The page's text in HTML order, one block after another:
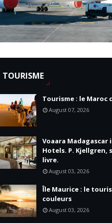
TOURISME
Tourisme : le
August 07, 2026
Voaara Madagascar
Hotels. P.
livre.
August 03, 2026
Île Maurice : le
couleurs
August 03, 2026